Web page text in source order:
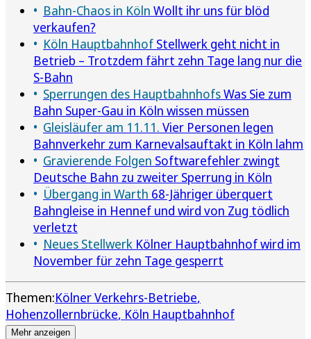
Bahn-Chaos in Köln Wollt ihr uns für blöd
verkaufen?
Köln Hauptbahnhof Stellwerk geht nicht in
Betrieb – Trotzdem fährt zehn Tage lang nur die
S-Bahn
Sperrungen des HauptbahnhofsWas Sie zum
Bahn Super-Gau in Köln wissen müssen
Gleisläufer am 11.11. Vier Personen legen
Bahnverkehr zum Karnevalsauftakt in Köln lahm
Gravierende Folgen Softwarefehler zwingt
Deutsche Bahn zu zweiter Sperrung in Köln
Übergang in Warth 68-Jähriger überquert
Bahngleise in Hennef und wird von Zug tödlich
verletzt
Neues Stellwerk Kölner Hauptbahnhof wird im
November für zehn Tage gesperrt
Themen:Kölner Verkehrs-Betriebe
Hohenzollernbrücke Köln Hauptbahnhof
Mehr anzeigen